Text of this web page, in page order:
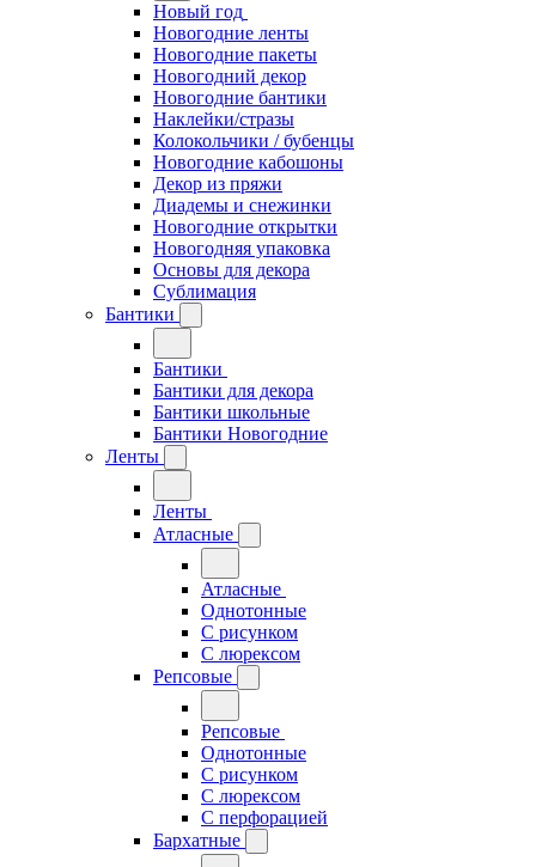
Новый год
Новогодние ленты
Новогодние пакеты
Новогодний декор
Новогодние бантики
Наклейки/стразы
Колокольчики / бубенцы
Новогодние кабошоны
Декор из пряжи
Диадемы и снежинки
Новогодние открытки
Новогодняя упаковка
Основы для декора
Сублимация
Бантики
Бантики
Бантики для декора
Бантики школьные
Бантики Новогодние
Ленты
Ленты
Атласные
Атласные
Однотонные
С рисунком
С люрексом
Репсовые
Репсовые
Однотонные
С рисунком
С люрексом
С перфорацией
Бархатные